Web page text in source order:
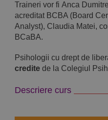
Traineri vor fi Anca
acreditat BCBA (Board
Analyst), Claudia Matei,
BCaBA.
Psihologii cu drept de
credite de la Colegiul
Descriere curs